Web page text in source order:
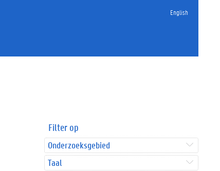
English
Filter op
Onderzoeksgebied
Taal